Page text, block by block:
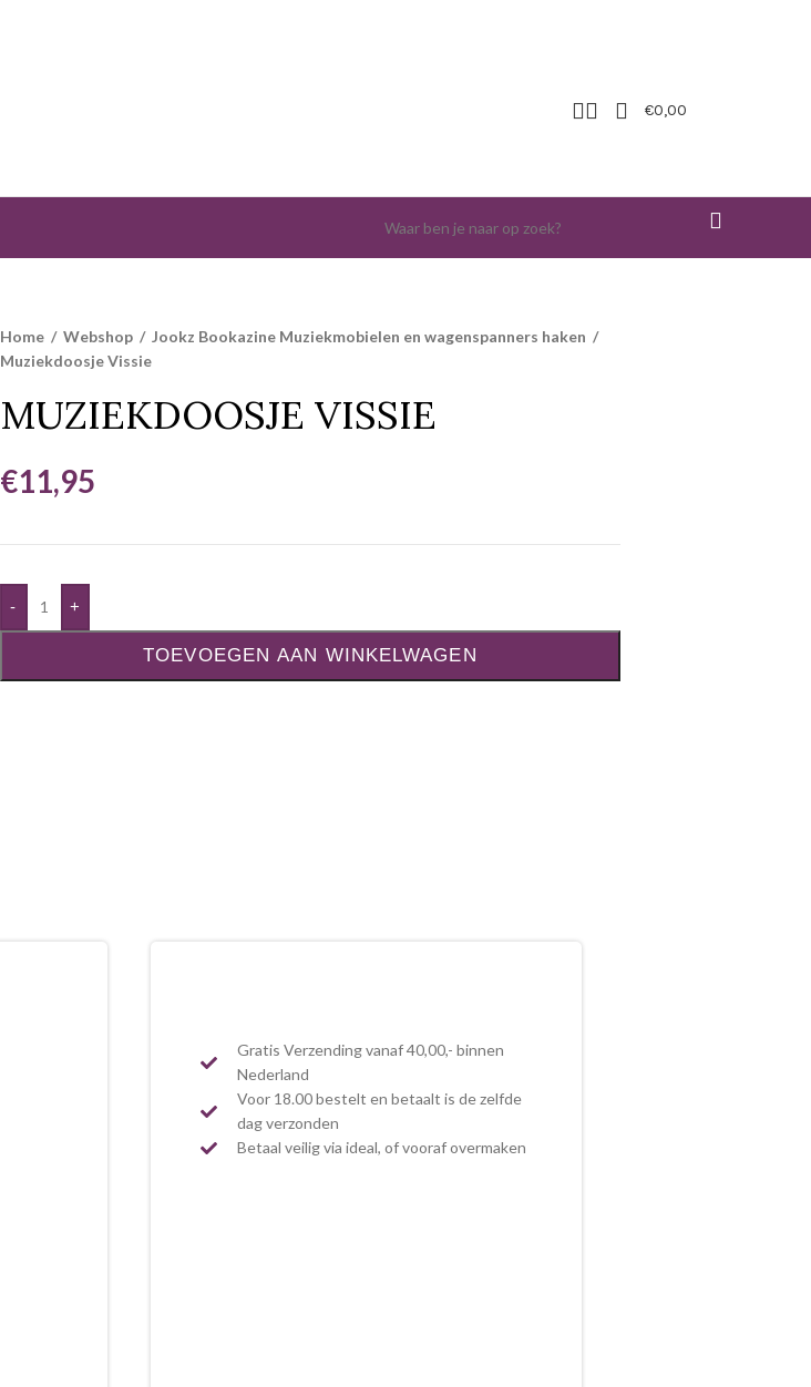
€0,00
Home / Webshop / Jookz Bookazine Muziekmobielen en wagenspanners haken /
Muziekdoosje Vissie
MUZIEKDOOSJE VISSIE
€11,95
- +
TOEVOEGEN AAN WINKELWAGEN
Gratis Verzending vanaf 40,00,- binnen
Nederland
Voor 18.00 bestelt en betaalt is de zelfde
dag verzonden
Betaal veilig via ideal, of vooraf overmaken